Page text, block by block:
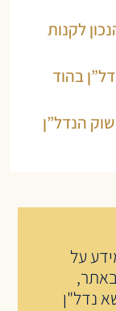
הנכון לקנות
בהוד
הנדל”ן
על
נדל"ן